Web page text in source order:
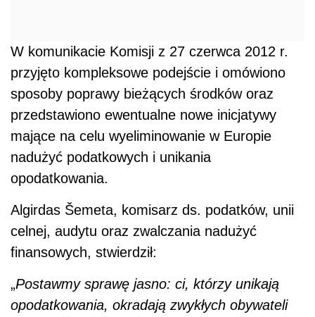
W komunikacie Komisji z 27 czerwca 2012 r.
przyjęto kompleksowe podejście i omówiono
sposoby poprawy bieżących środków oraz
przedstawiono ewentualne nowe inicjatywy
mające na celu wyeliminowanie w Europie
nadużyć podatkowych i unikania
opodatkowania.
Algirdas Šemeta, komisarz ds. podatków, unii
celnej, audytu oraz zwalczania nadużyć
finansowych, stwierdził:
„Postawmy sprawę jasno: ci, którzy unikają
opodatkowania, okradają zwykłych obywateli